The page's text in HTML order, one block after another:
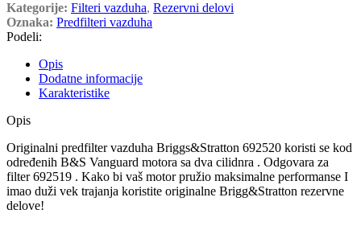
Kategorije: Filteri vazduha, Rezervni delovi
Oznaka: Predfilteri vazduha
Podeli:
Opis
Dodatne informacije
Karakteristike
Opis
Originalni predfilter vazduha Briggs&Stratton 692520 koristi se kod
određenih B&S Vanguard motora sa dva cilidnra . Odgovara za
filter 692519 . Kako bi vaš motor pružio maksimalne performanse I
imao duži vek trajanja koristite originalne Brigg&Stratton rezervne
delove!